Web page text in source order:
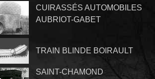
CUIRASSÉS AUTOMOBILES
AUBRIOT-GABET
TRAIN BLINDE BOIRAULT
SAINT-CHAMOND